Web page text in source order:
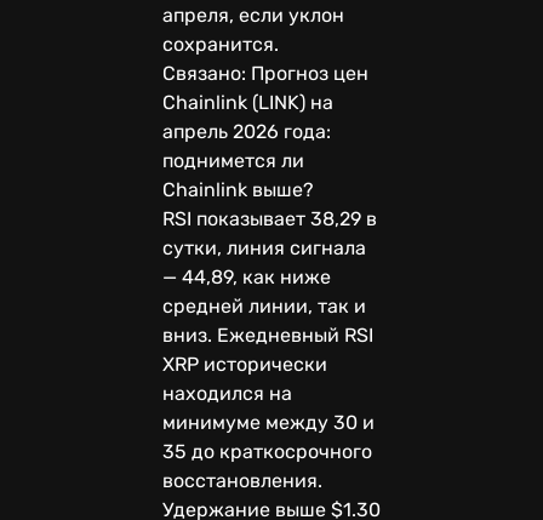
апреля, если уклон
сохранится.
Связано: Прогноз цен
Chainlink (LINK) на
апрель 2026 года:
поднимется ли
Chainlink выше?
RSI показывает 38,29 в
сутки, линия сигнала
— 44,89, как ниже
средней линии, так и
вниз. Ежедневный RSI
XRP исторически
находился на
минимуме между 30 и
35 до краткосрочного
восстановления.
Удержание выше $1.30